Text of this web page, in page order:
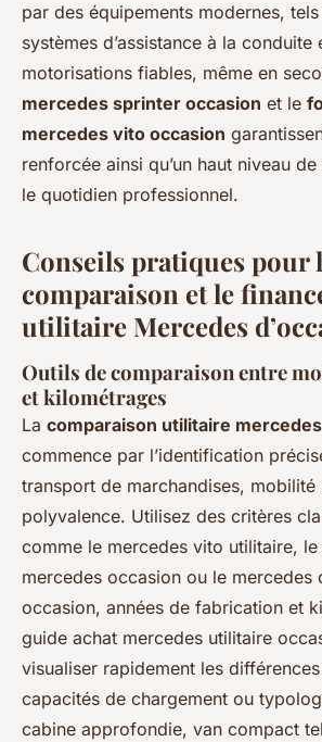
par des équipements modernes,
systèmes d’assistance à la conduite
motorisations fiables, même en
mercedes sprinter occasion et le
mercedes vito occasion
renforcée ainsi qu’un haut niveau
le quotidien professionnel.
Conseils pratiques pour
comparaison et le
utilitaire Mercedes
Outils de comparaison entre
et kilométrages
La comparaison utilitaire
commence par l’identification
transport de marchandises, mobilité
polyvalence. Utilisez des critères
comme le mercedes vito utilitaire,
mercedes occasion ou le mercedes
occasion, années de fabrication et
guide achat mercedes utilitaire
visualiser rapidement les
capacités de chargement ou
cabine approfondie, van compact